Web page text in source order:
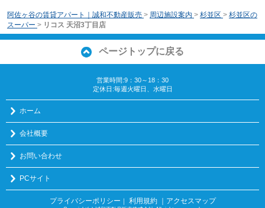
阿佐ヶ谷の賃貸アパート｜誠和不動産販売 > 周辺施設案内 > 杉並区 > 杉並区の
スーパー > リコス 天沼3丁目店
ページトップに戻る
営業時間:9：30～18：30
定休日:毎週火曜日、水曜日
ホーム
会社概要
お問い合わせ
PCサイト
プライバシーポリシー ｜ 利用規約 ｜アクセスマップ